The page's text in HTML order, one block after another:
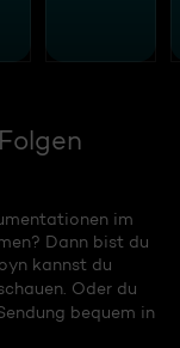
im
Dann bist du
kannst du
Oder du
bequem in